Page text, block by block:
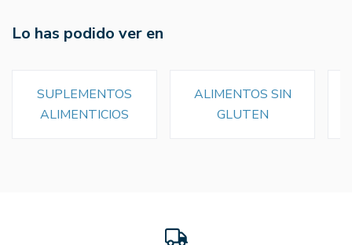
Lo has podido ver en
SUPLEMENTOS
ALIMENTICIOS
ALIMENTOS SIN
GLUTEN